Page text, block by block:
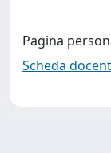
Pagina
Scheda